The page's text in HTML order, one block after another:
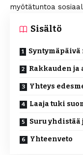
myötätuntoa
Sisältö
Rakkauden
Yhteys
Laaja tuki
Suru yhdistää
Yhteenveto